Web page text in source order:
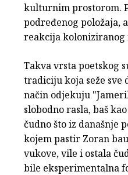
kulturnim prostorom.
podređenog položaja,
reakcija
Takva vrsta poetskog
tradiciju koja seže sve
način odjekuju
slobodno rasla, baš
čudno što iz današnje
kojem pastir Zoran
vukove, vile i ostala
bile eksperimentalna